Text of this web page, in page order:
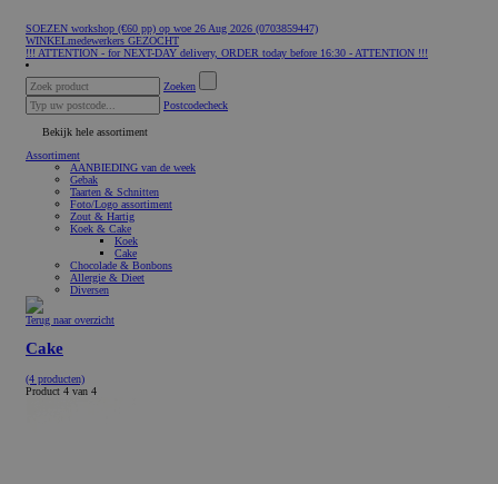
SOEZEN workshop (€60 pp) op woe 26 Aug 2026 (0703859447)
WINKELmedewerkers GEZOCHT
!!! ATTENTION - for NEXT-DAY delivery, ORDER today before 16:30 - ATTENTION !!!
Zoeken
Postcodecheck
Bekijk hele assortiment
Assortiment
AANBIEDING van de week
Gebak
Taarten & Schnitten
Foto/Logo assortiment
Zout & Hartig
Koek & Cake
Koek
Cake
Chocolade & Bonbons
Allergie & Dieet
Diversen
Terug naar overzicht
Cake
(4 producten)
Product 4 van 4